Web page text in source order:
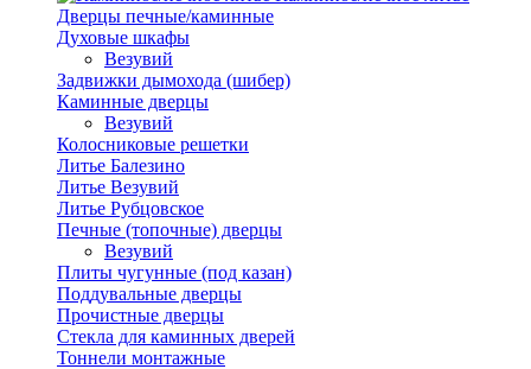
Дверцы печные/каминные
Духовые шкафы
Везувий
Задвижки дымохода (шибер)
Каминные дверцы
Везувий
Колосниковые решетки
Литье Балезино
Литье Везувий
Литье Рубцовское
Печные (топочные) дверцы
Везувий
Плиты чугунные (под казан)
Поддувальные дверцы
Прочистные дверцы
Стекла для каминных дверей
Тоннели монтажные